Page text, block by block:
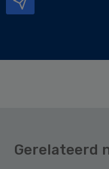
Gerelateerd